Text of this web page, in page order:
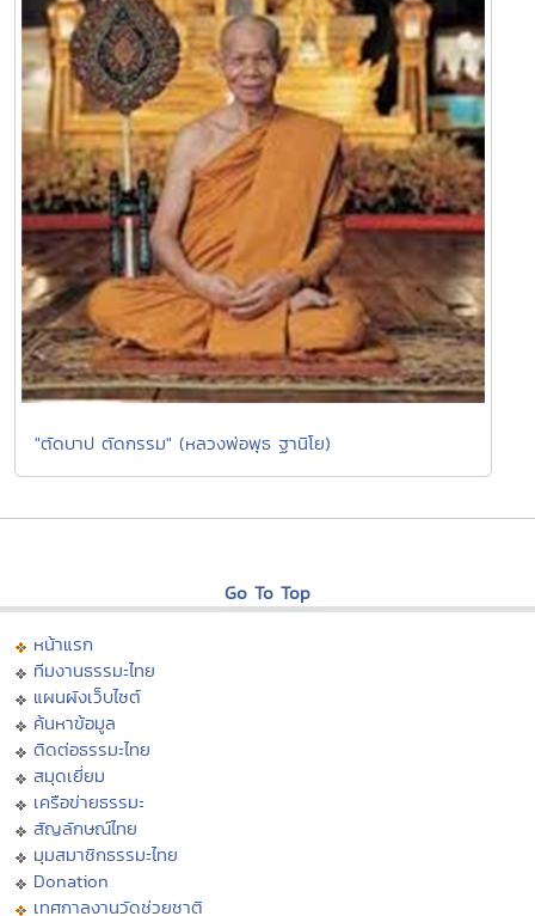
"ตัดบาป ตัดกรรม" (หลวงพ่อพุธ ฐานิโย)
Go To Top
หน้าแรก
ทีมงานธรรมะไทย
แผนผังเว็บไซต์
ค้นหาข้อมูล
ติดต่อธรรมะไทย
สมุดเยี่ยม
เครือข่ายธรรมะ
สัญลักษณ์ไทย
มุมสมาชิกธรรมะไทย
Donation
เทศกาลงานวัดช่วยชาติ